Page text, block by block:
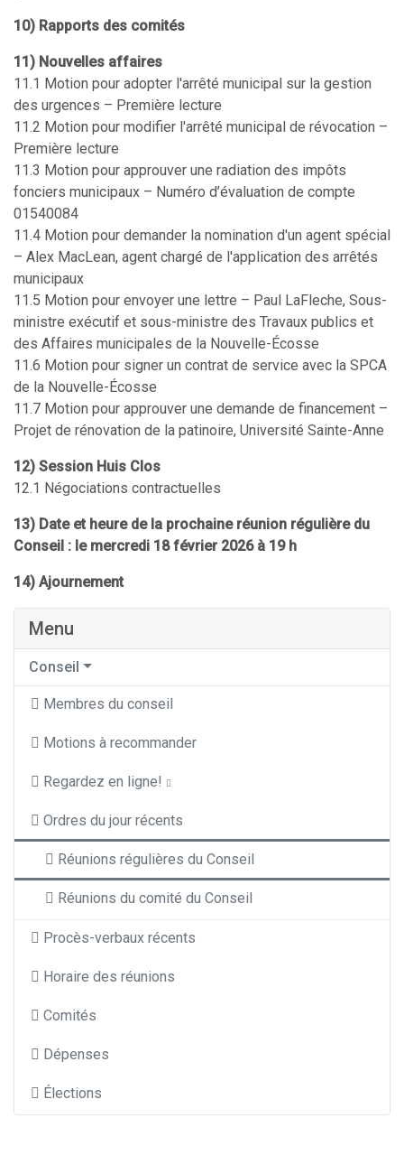
10) Rapports des comités
11) Nouvelles affaires
11.1 Motion pour adopter l'arrêté municipal sur la gestion
des urgences – Première lecture
11.2 Motion pour modifier l'arrêté municipal de révocation –
Première lecture
11.3 Motion pour approuver une radiation des impôts
fonciers municipaux – Numéro d’évaluation de compte
01540084
11.4 Motion pour demander la nomination d'un agent spécial
– Alex MacLean, agent chargé de l'application des arrêtés
municipaux
11.5 Motion pour envoyer une lettre – Paul LaFleche, Sous-
ministre exécutif et sous-ministre des Travaux publics et
des Affaires municipales de la Nouvelle-Écosse
11.6 Motion pour signer un contrat de service avec la SPCA
de la Nouvelle-Écosse
11.7 Motion pour approuver une demande de financement –
Projet de rénovation de la patinoire, Université Sainte-Anne
12) Session Huis Clos
12.1 Négociations contractuelles
13) Date et heure de la prochaine réunion régulière du
Conseil : le mercredi 18 février 2026 à 19 h
14) Ajournement
Menu
Conseil
Membres du conseil
Motions à recommander
Regardez en ligne!
Ordres du jour récents
Réunions régulières du Conseil
Réunions du comité du Conseil
Procès-verbaux récents
Horaire des réunions
Comités
Dépenses
Élections